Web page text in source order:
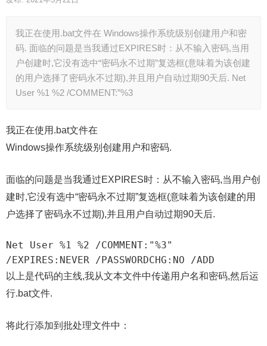
我正在使用.bat文件在 Windows操作系统级别创建用户和密
码. 面临的问题是当我通过EXPIRES时：从不输入密码,当用
户创建时,它没有选中“密码永不过期”复选框(意味着为该创建
的用户选择了密码永不过期),并且用户自动过期90天后. Net
User %1 %2 /COMMENT:”%3
我正在使用.bat文件在
Windows操作系统级别创建用户和密码.
面临的问题是当我通过EXPIRES时：从不输入密码,当用户创
建时,它没有选中“密码永不过期”复选框(意味着为该创建的用
户选择了密码永不过期),并且用户自动过期90天后.
Net User %1 %2 /COMMENT:"%3"
/EXPIRES:NEVER /PASSWORDCHG:NO /ADD
以上是代码的主线,我从文本文件中传递用户名和密码,然后运
行.bat文件.
将此行添加到批处理文件中：